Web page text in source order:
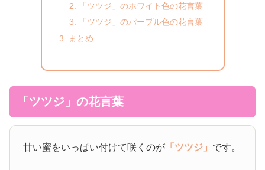
「ツツジ」のホワイト色の花言葉
「ツツジ」のパープル色の花言葉
まとめ
「ツツジ」の花言葉
甘い蜜をいっぱい付けて咲くのが 「ツツジ」 です。